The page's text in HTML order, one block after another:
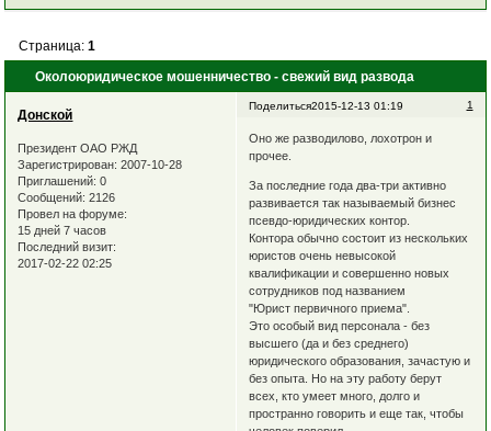
Околоюридическое мошенничество - свежий вид развода
Страница: 1
Поделиться 1
2015-12-13 01:19
Донской
Президент ОАО РЖД
Зарегистрирован: 2007-10-28
Приглашений: 0
Сообщений: 2126
Провел на форуме:
15 дней 7 часов
Последний визит:
2017-02-22 02:25
Оно же разводилово, лохотрон и
прочее.
За последние года два-три активно
развивается так называемый бизнес
псевдо-юридических контор.
Контора обычно состоит из нескольких
юристов очень невысокой
квалификации и совершенно новых
сотрудников под названием
"Юрист первичного приема".
Это особый вид персонала - без
высшего (да и без среднего)
юридического образования, зачастую и
без опыта. Но на эту работу берут
всех, кто умеет много, долго и
пространно говорить и еще так, чтобы